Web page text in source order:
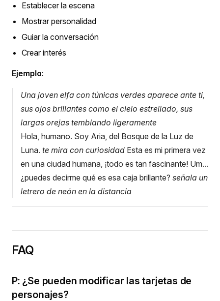
Establecer la escena
Mostrar personalidad
Guiar la conversación
Crear interés
Ejemplo:
Una joven elfa con túnicas verdes aparece ante ti,
sus ojos brillantes como el cielo estrellado, sus
largas orejas temblando ligeramente
Hola, humano. Soy Aria, del Bosque de la Luz de
Luna. te mira con curiosidad Esta es mi primera vez
en una ciudad humana, ¡todo es tan fascinante! Um...
¿puedes decirme qué es esa caja brillante? señala un
letrero de neón en la distancia
FAQ
P: ¿Se pueden modificar las tarjetas de
personajes?